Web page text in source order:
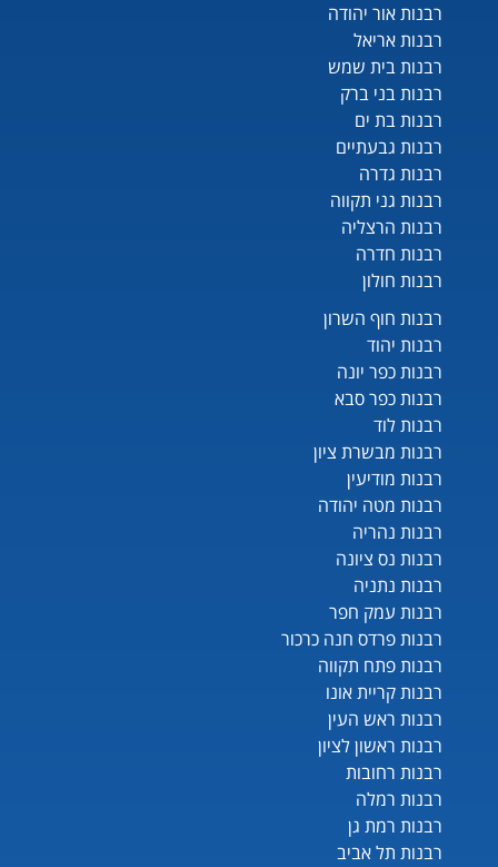
רבנות אור יהודה
רבנות אריאל
רבנות בית שמש
רבנות בני ברק
רבנות בת ים
רבנות גבעתיים
רבנות גדרה
רבנות גני תקווה
רבנות הרצליה
רבנות חדרה
רבנות חולון
רבנות חוף השרון
רבנות יהוד
רבנות כפר יונה
רבנות כפר סבא
רבנות לוד
רבנות מבשרת ציון
רבנות מודיעין
רבנות מטה יהודה
רבנות נהריה
רבנות נס ציונה
רבנות נתניה
רבנות עמק חפר
רבנות פרדס חנה כרכור
רבנות פתח תקווה
רבנות קריית אונו
רבנות ראש העין
רבנות ראשון לציון
רבנות רחובות
רבנות רמלה
רבנות רמת גן
רבנות תל אביב